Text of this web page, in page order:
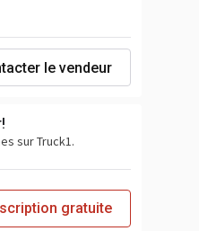
le vendeur
sur Truck1.
gratuite